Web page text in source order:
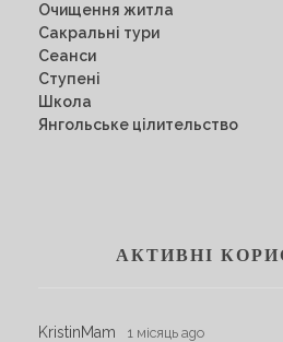
Очищення житла
Сакральні тури
Сеанси
Ступені
Школа
Янгольське цілительство
АКТИВНІ
KristinMam 1 місяць ago